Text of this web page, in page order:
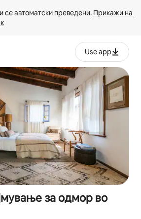
се автоматски преведени. Прикажи на
Use app
за одмор во